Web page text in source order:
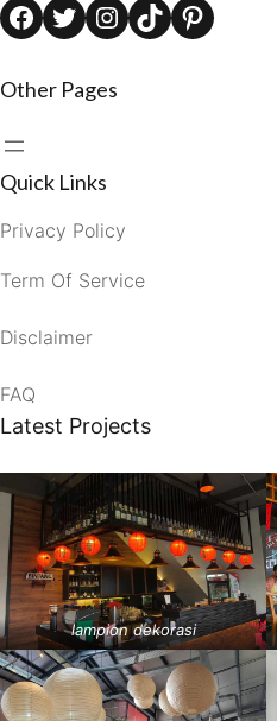
Facebook Twitter Instagram TikTok Pinterest
Other Pages
Quick Links
Privacy Policy
Term Of Service
Disclaimer
FAQ
Latest Projects
lampion dekorasi